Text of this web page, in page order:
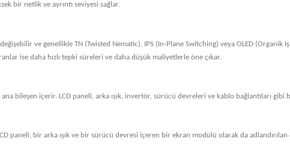
bir netlik ve ayrıntı seviyesi sağlar.
ve genellikle TN (Twisted Nematic), IPS (In-Plane Switching) veya OLED (Organik
ise daha hızlı tepki süreleri ve daha düşük maliyetlerle öne çıkar.
bileşen içerir. LCD paneli, arka ışık, invertör, sürücü devreleri ve kablo bağlantıları
paneli, bir arka ışık ve bir sürücü devresi içeren bir ekran modülü olarak da